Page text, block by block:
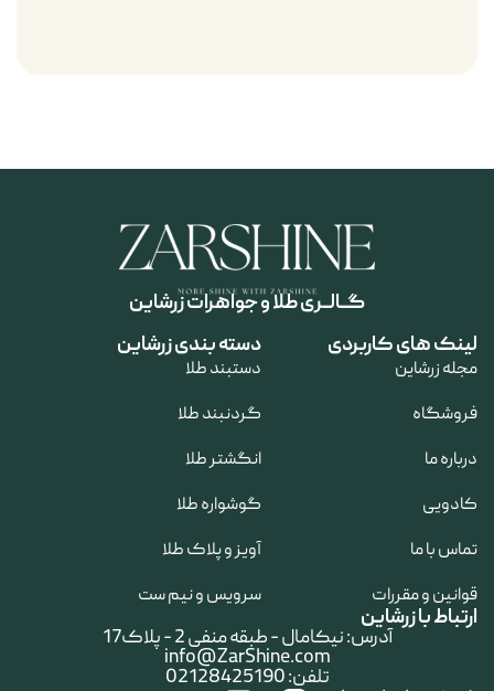
گــالــری طلا و جواهرات زرشاین
لینک های کاربردی
مجله زرشاین
فروشگاه
درباره ما
کادویی
تماس با ما
قوانین و مقررات
دسته بندی زرشاین
دستبند طلا
گردنبند طلا
انگشتر طلا
گوشواره طلا
آویز و پلاک طلا
سرویس و نیم ست
ارتباط با زرشاین
آدرس: نیکامال - طبقه منفی 2 - پلاک17
info@ZarShine.com
تلفن: 02128425190